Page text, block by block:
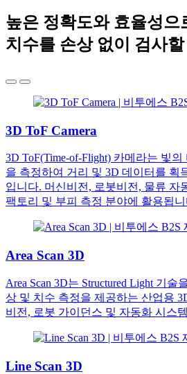
높은 정확도와 효율성으
치수를 손상 없이 검사
3D ToF Camera
3D ToF(Time-of-Flight) 카메라는 빛
을 측정하여 거리 및 3D 데이터를 획
입니다. 머신비전, 로봇비전, 물류 자
팩토리 및 부피 측정 분야에 활용됩니
Area Scan 3D
Area Scan 3D는 Structured Light 기술
상 및 치수 측정을 제공하는 산업용
비전, 로봇 가이던스 및 자동화 시스
Line Scan 3D